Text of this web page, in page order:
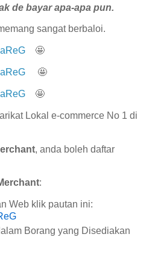
de bayar apa-apa pun.
sangat berbaloi.
🤩
🤩
🤩
Lokal e-commerce No 1 di
, anda boleh daftar
:
Web klik pautan ini:
Borang yang Disediakan